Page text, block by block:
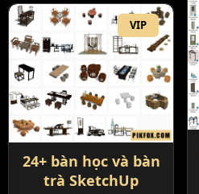
VIP
24+ bàn học và bàn
trà SketchUp